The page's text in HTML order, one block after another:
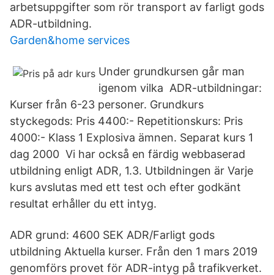
arbetsuppgifter som rör transport av farligt gods
ADR-utbildning.
Garden&home services
Under grundkursen går man
igenom vilka ADR-utbildningar:
Kurser från 6-23 personer. Grundkurs
styckegods: Pris 4400:- Repetitionskurs: Pris
4000:- Klass 1 Explosiva ämnen. Separat kurs 1
dag 2000 Vi har också en färdig webbaserad
utbildning enligt ADR, 1.3. Utbildningen är Varje
kurs avslutas med ett test och efter godkänt
resultat erhåller du ett intyg.
ADR grund: 4600 SEK ADR/Farligt gods
utbildning Aktuella kurser. Från den 1 mars 2019
genomförs provet för ADR-intyg på trafikverket.